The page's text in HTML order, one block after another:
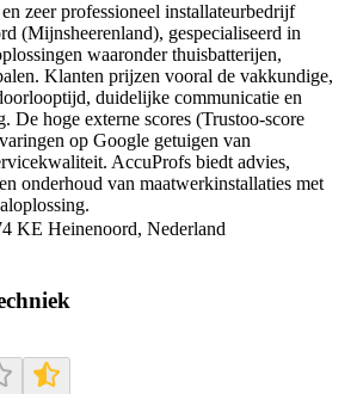
zeer professioneel installateurbedrijf
(Mijnsheerenland), gespecialiseerd in
waaronder thuisbatterijen,
Klanten prijzen vooral de vakkundige,
duidelijke communicatie en
De hoge externe scores (Trustoo‑score
op Google getuigen van
AccuProfs biedt advies,
onderhoud van maatwerkinstallaties met
KE Heinenoord, Nederland